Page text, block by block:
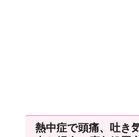
熱中症で頭痛、吐き